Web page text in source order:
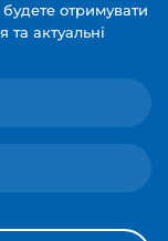
отримувати
актуальні